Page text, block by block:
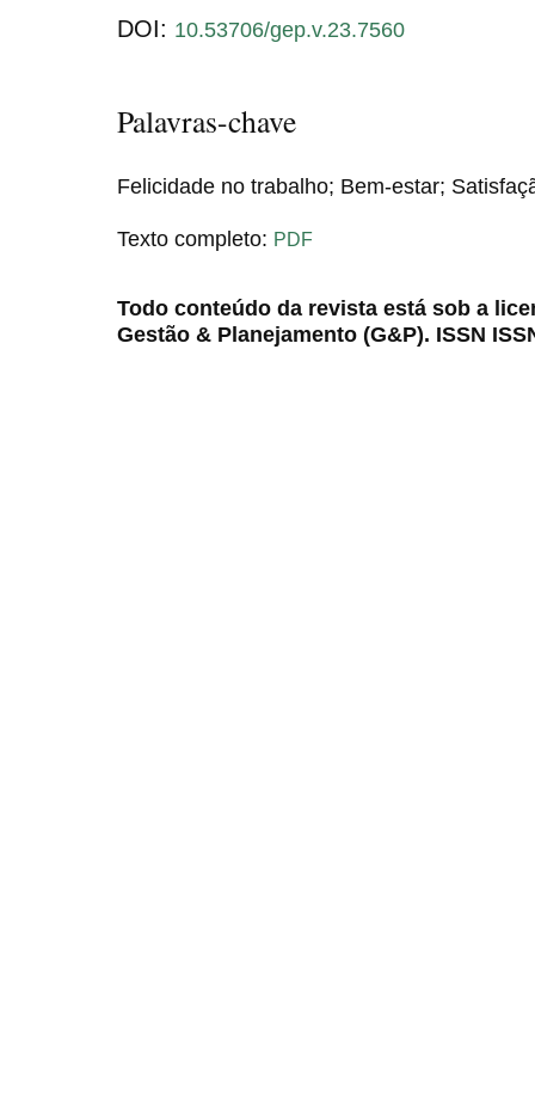
DOI: 10.53706/gep.v.23.7560
Palavras-chave
Felicidade no trabalho; Bem-estar;
Texto completo: PDF
Todo conteúdo da revista está sob a
Gestão & Planejamento (G&P). ISSN